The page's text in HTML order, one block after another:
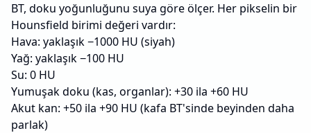
BT, doku yoğunluğunu suya göre ölçer. Her pikselin bir
Hounsfield birimi değeri vardır:
Hava: yaklaşık −1000 HU (siyah)
Yağ: yaklaşık −100 HU
Su: 0 HU
Yumuşak doku (kas, organlar): +30 ila +60 HU
Akut kan: +50 ila +90 HU (kafa BT'sinde beyinden daha
parlak)